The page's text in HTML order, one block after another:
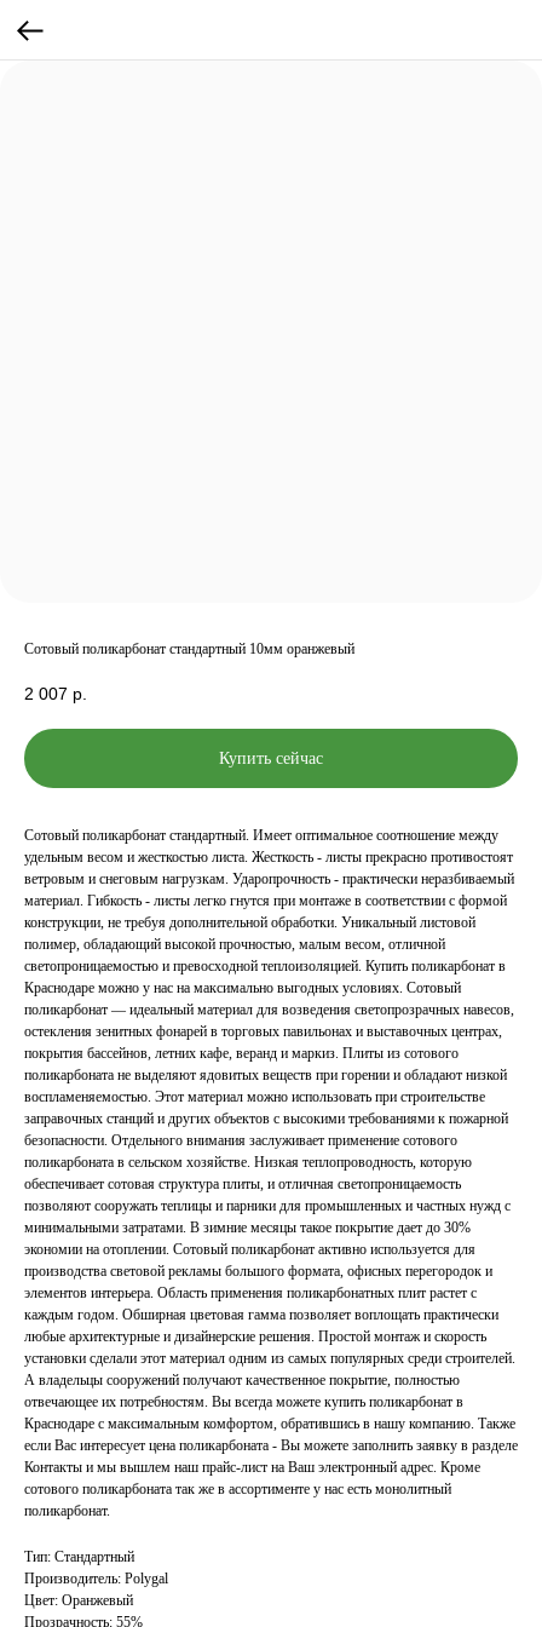
Сотовый поликарбонат стандартный 10мм оранжевый
2 007 р.
Купить сейчас
Сотовый поликарбонат стандартный. Имеет оптимальное соотношение между
удельным весом и жесткостью листа. Жесткость - листы прекрасно противостоят
ветровым и снеговым нагрузкам. Ударопрочность - практически неразбиваемый
материал. Гибкость - листы легко гнутся при монтаже в соответствии с формой
конструкции, не требуя дополнительной обработки. Уникальный листовой
полимер, обладающий высокой прочностью, малым весом, отличной
светопроницаемостью и превосходной теплоизоляцией. Купить поликарбонат в
Краснодаре можно у нас на максимально выгодных условиях. Сотовый
поликарбонат — идеальный материал для возведения светопрозрачных навесов,
остекления зенитных фонарей в торговых павильонах и выставочных центрах,
покрытия бассейнов, летних кафе, веранд и маркиз. Плиты из сотового
поликарбоната не выделяют ядовитых веществ при горении и обладают низкой
воспламеняемостью. Этот материал можно использовать при строительстве
заправочных станций и других объектов с высокими требованиями к пожарной
безопасности. Отдельного внимания заслуживает применение сотового
поликарбоната в сельском хозяйстве. Низкая теплопроводность, которую
обеспечивает сотовая структура плиты, и отличная светопроницаемость
позволяют сооружать теплицы и парники для промышленных и частных нужд с
минимальными затратами. В зимние месяцы такое покрытие дает до 30%
экономии на отоплении. Сотовый поликарбонат активно используется для
производства световой рекламы большого формата, офисных перегородок и
элементов интерьера. Область применения поликарбонатных плит растет с
каждым годом. Обширная цветовая гамма позволяет воплощать практически
любые архитектурные и дизайнерские решения. Простой монтаж и скорость
установки сделали этот материал одним из самых популярных среди строителей.
А владельцы сооружений получают качественное покрытие, полностью
отвечающее их потребностям. Вы всегда можете купить поликарбонат в
Краснодаре с максимальным комфортом, обратившись в нашу компанию. Также
если Вас интересует цена поликарбоната - Вы можете заполнить заявку в разделе
Контакты и мы вышлем наш прайс-лист на Ваш электронный адрес. Кроме
сотового поликарбоната так же в ассортименте у нас есть монолитный
поликарбонат.
Тип: Стандартный
Производитель: Polygal
Цвет: Оранжевый
Прозрачность: 55%